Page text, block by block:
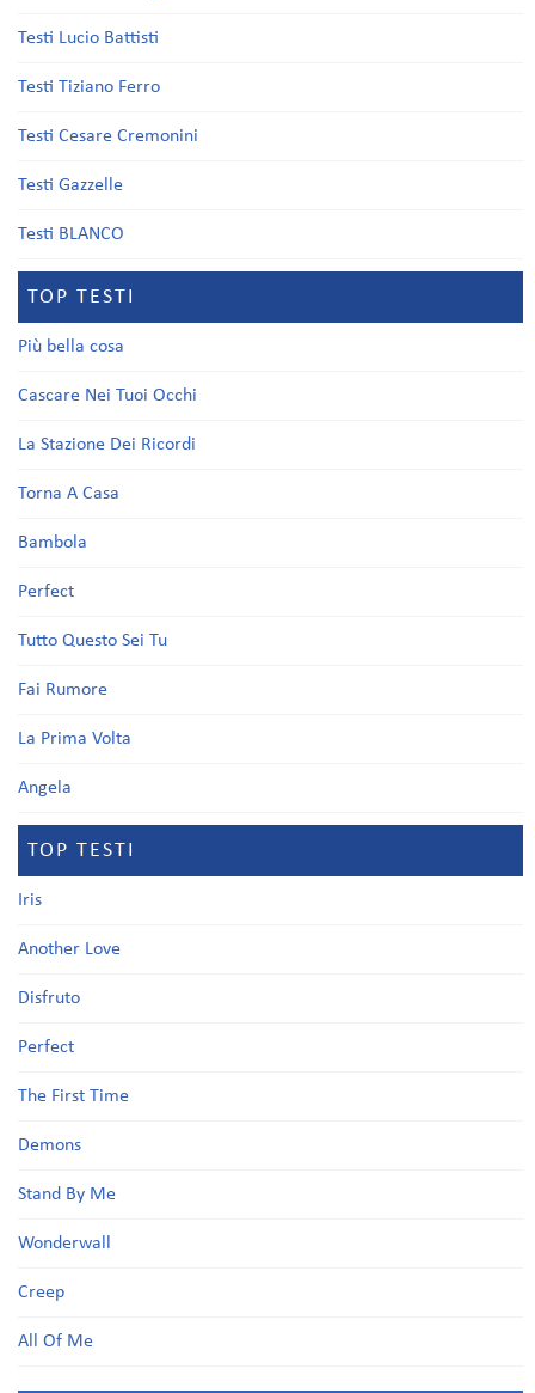
Testi Lucio Battisti
Testi Tiziano Ferro
Testi Cesare Cremonini
Testi Gazzelle
Testi BLANCO
TOP TESTI
Più bella cosa
Cascare Nei Tuoi Occhi
La Stazione Dei Ricordi
Torna A Casa
Bambola
Perfect
Tutto Questo Sei Tu
Fai Rumore
La Prima Volta
Angela
TOP TESTI
Iris
Another Love
Disfruto
Perfect
The First Time
Demons
Stand By Me
Wonderwall
Creep
All Of Me